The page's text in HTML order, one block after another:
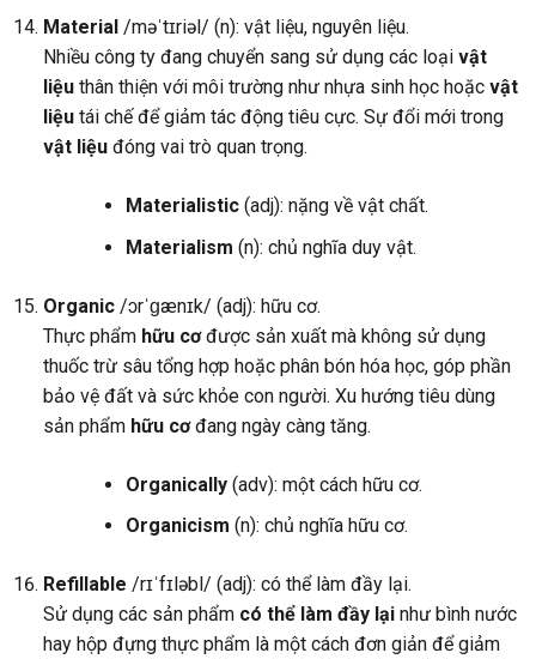
Material/məˈtɪriəl/ (n): vật liệu, nguyên liệu.
Nhiều công ty đang chuyển sang sử dụng các loại vật
liệuthân thiện với môi trường như nhựa sinh học hoặc vật
liệutái chế để giảm tác động tiêu cực. Sự đổi mới trong
vật liệuđóng vai trò quan trọng.
Materialistic(adj): nặng về vật chất.
Materialism (n): chủ nghĩa duy vật.
Organic/ɔrˈɡænɪk/ (adj): hữu cơ.
Thực phẩm hữu cơđược sản xuất mà không sử dụng
thuốc trừ sâu tổng hợp hoặc phân bón hóa học, góp phần
bảo vệ đất và sức khỏe con người. Xu hướng tiêu dùng
sản phẩm hữu cơđang ngày càng tăng.
Organically(adv): một cách hữu cơ.
Organicism (n): chủ nghĩa hữu cơ.
Refillable /rɪˈfɪləbl/ (adj): có thể làm đầy lại.
Sử dụng các sản phẩm có thể làm đầy lạinhư bình nước
hay hộp đựng thực phẩm là một cách đơn giản để giảm